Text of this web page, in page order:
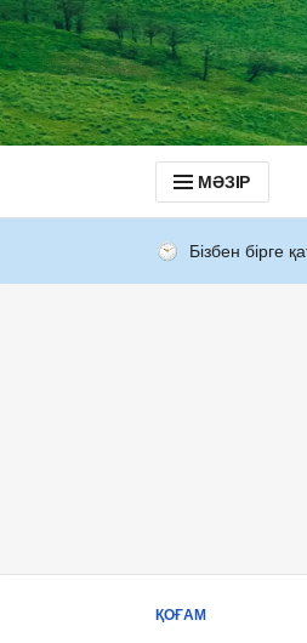
МӘЗІР
Бізбен бірге
ҚОҒАМ